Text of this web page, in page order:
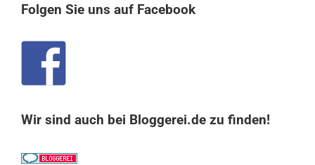
Folgen Sie uns auf Facebook
Wir sind auch bei Bloggerei.de zu finden!